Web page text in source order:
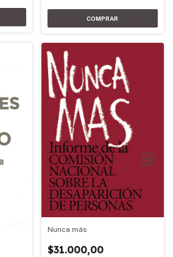
Nunca más
$31.000,00